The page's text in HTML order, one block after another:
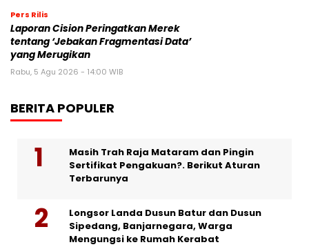
Pers Rilis
Laporan Cision Peringatkan Merek
tentang ‘Jebakan Fragmentasi Data’
yang Merugikan
Rabu, 5 Agu 2026 - 14:00 WIB
BERITA POPULER
Masih Trah Raja Mataram dan Pingin
Sertifikat Pengakuan?. Berikut Aturan
Terbarunya
Longsor Landa Dusun Batur dan Dusun
Sipedang, Banjarnegara, Warga
Mengungsi ke Rumah Kerabat